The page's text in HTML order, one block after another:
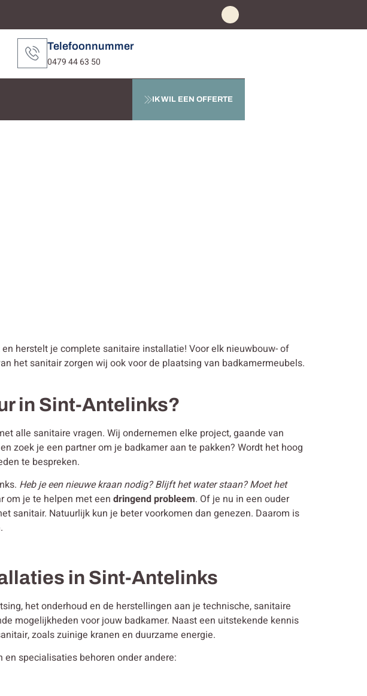
Telefoonnummer
0479 44 63 50
IK WIL EEN OFFERTE
herstelt je complete sanitaire installatie! Voor elk nieuwbouw- of
het sanitair zorgen wij ook voor de plaatsing van badkamermeubels.
in Sint-Antelinks?
alle sanitaire vragen. Wij ondernemen elke project, gaande van
zoek je een partner om je badkamer aan te pakken? Wordt het hoog
te bespreken.
Heb je een nieuwe kraan nodig? Blijft het water staan? Moet het
om je te helpen met een dringend probleem. Of je nu in een ouder
sanitair. Natuurlijk kun je beter voorkomen dan genezen. Daarom is
in Sint-Antelinks
het onderhoud en de herstellingen aan je technische, sanitaire
mogelijkheden voor jouw badkamer. Naast een uitstekende kennis
zoals zuinige kranen en duurzame energie.
specialisaties behoren onder andere: